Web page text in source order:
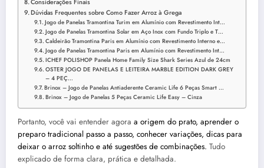
Considerações Finais
Dúvidas Frequentes sobre Como Fazer Arroz à Grega
Jogo de Panelas Tramontina Turim em Alumínio com Revestimento Int…
Jogo de Panelas Tramontina Solar em Aço Inox com Fundo Triplo e T…
Caldeirão Tramontina Paris em Alumínio com Revestimento Interno e…
Jogo de Panelas Tramontina Paris em Alumínio com Revestimento Int…
ICHEF POLISHOP Panela Home Family Size Shark Series Azul de 24cm
OSTER JOGO DE PANELAS E LEITEIRA MARBLE EDITION DARK GREY
– 4 PEÇ…
Brinox – Jogo de Panelas Antiaderente Ceramic Life 6 Peças Smart …
Brinox – Jogo de Panelas 5 Peças Ceramic Life Easy – Cinza
Portanto, você vai entender agora a origem do prato, aprender o
preparo tradicional passo a passo, conhecer variações, dicas para
deixar o arroz soltinho e até sugestões de combinações. Tudo
explicado de forma clara, prática e detalhada.